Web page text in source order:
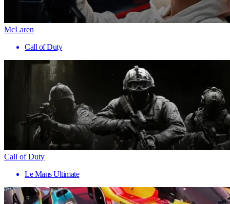
McLaren
Call of Duty
Call of Duty
Le Mans Ultimate